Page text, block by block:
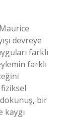
devreye
farklı
farklı
bir
kaygı